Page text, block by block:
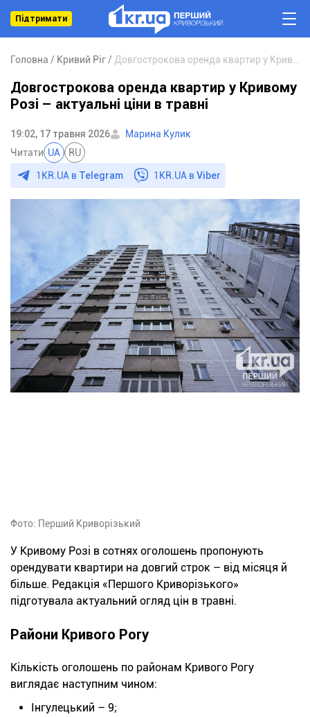
Підтримати
Головна Кривий Ріг
Довгострокова оренда квартир у Кривому
Розі – актуальні ціни в травні
19:02, 17 травня 2026
Марина Кулик
Читати UA RU
1KR.UA в Telegram 1KR.UA вViber
Фото: Перший Криворізький
У Кривому Розі в сотнях оголошень пропонують
орендувати квартири на довгий строк – від місяця й
більше. Редакція «Першого Криворізького»
підготувала актуальний огляд цін в травні.
Райони Кривого Рогу
Кількість оголошень по районам Кривого Рогу
виглядає наступним чином:
Інгулецький – 9;